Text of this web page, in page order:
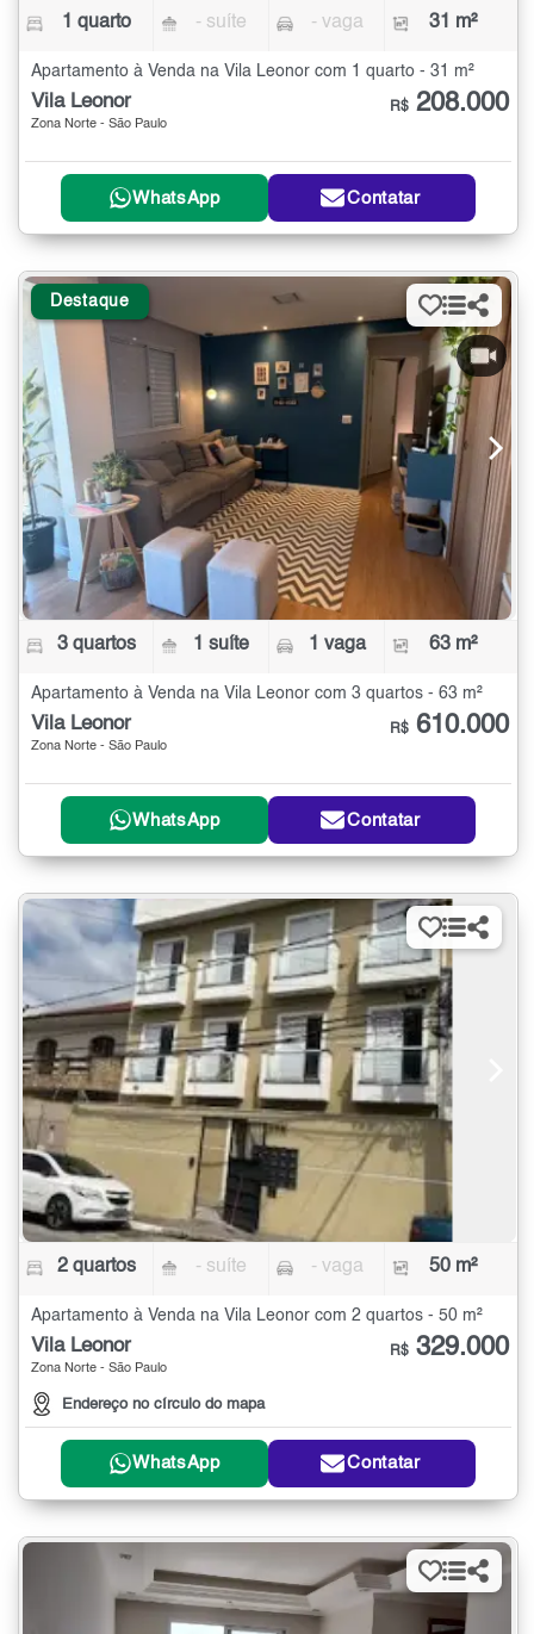
1 quarto - suíte - vaga 31 m²
Apartamento à Venda na Vila Leonor com 1 quarto - 31 m²
Vila Leonor
Zona Norte - São Paulo
R$ 208.000
WhatsApp Contatar
Destaque
3 quartos 1 suíte 1 vaga 63 m²
Apartamento à Venda na Vila Leonor com 3 quartos - 63 m²
Vila Leonor
Zona Norte - São Paulo
R$ 610.000
WhatsApp Contatar
2 quartos - suíte - vaga 50 m²
Apartamento à Venda na Vila Leonor com 2 quartos - 50 m²
Vila Leonor
Zona Norte - São Paulo
Endereço no círculo do mapa
R$ 329.000
WhatsApp Contatar